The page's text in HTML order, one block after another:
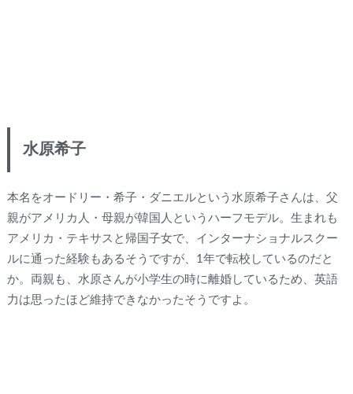
水原希子
本名をオードリー・希子・ダニエルという水原希子さんは、父
親がアメリカ人・母親が韓国人というハーフモデル。生まれも
アメリカ・テキサスと帰国子女で、インターナショナルスクー
ルに通った経験もあるそうですが、1年で転校しているのだと
か。両親も、水原さんが小学生の時に離婚しているため、英語
力は思ったほど維持できなかったそうですよ。